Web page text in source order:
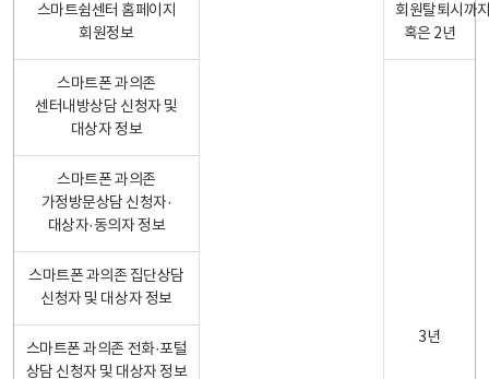
스마트쉼센터 홈페이지
회원정보
회원탈퇴시까
혹은 2년
스마트폰 과의존
센터내방상담 신청자 및
대상자 정보
3년
스마트폰 과의존
가정방문상담 신청자·
대상자·동의자 정보
스마트폰 과의존 집단상담
신청자 및 대상자 정보
스마트폰 과의존 전화·포털
상담 신청자 및 대상자 정보